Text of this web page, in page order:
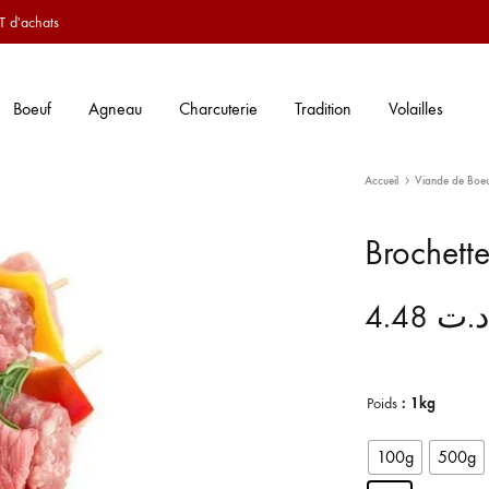
d'achats
Boeuf Agneau Charcuterie Tradition Volailles
Accueil Viande de
د.ت
Poids : 1kg
100g
500g